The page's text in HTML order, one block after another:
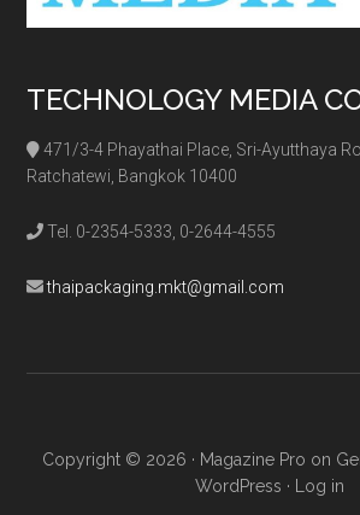
TECHNOLOGY MEDIA
471/3-4 Phayathai Place, Sri-Ayutthaya
Ratchatewi, Bangkok 10400
Tel. 0-2354-5333, 0-2644-4555
thaipackaging.mkt@gmail.com
Copyright © 2026 · Magazine Pro on
WordPress · Log in